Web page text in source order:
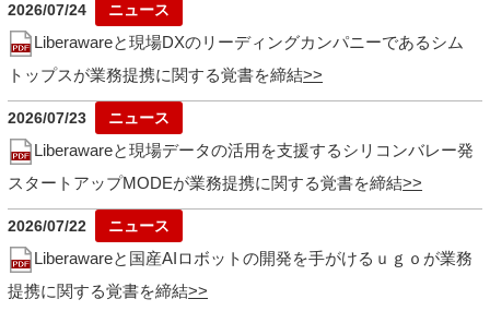
2026/07/24
Liberawareと現場DXのリーディングカンパニーであるシム
トップスが業務提携に関する覚書を締結
2026/07/23
Liberawareと現場データの活用を支援するシリコンバレー発
スタートアップMODEが業務提携に関する覚書を締結
2026/07/22
Liberawareと国産AIロボットの開発を手がけるｕｇｏが業務
提携に関する覚書を締結